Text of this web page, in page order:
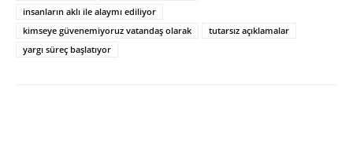
insanların aklı ile alaymı ediliyor
kimseye güvenemiyoruz vatandaş olarak
tutarsız açıklamalar
yargı süreç başlatıyor